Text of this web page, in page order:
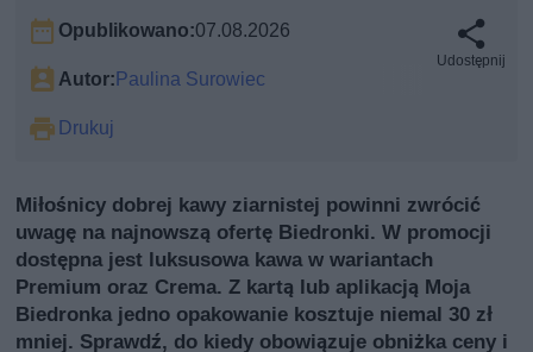
Opublikowano:07.08.2026
Autor: Paulina Surowiec
Drukuj
Udostępnij
Miłośnicy dobrej kawy ziarnistej powinni zwrócić
uwagę na najnowszą ofertę Biedronki. W promocji
dostępna jest luksusowa kawa w wariantach
Premium oraz Crema. Z kartą lub aplikacją Moja
Biedronka jedno opakowanie kosztuje niemal 30 zł
mniej. Sprawdź, do kiedy obowiązuje obniżka ceny i